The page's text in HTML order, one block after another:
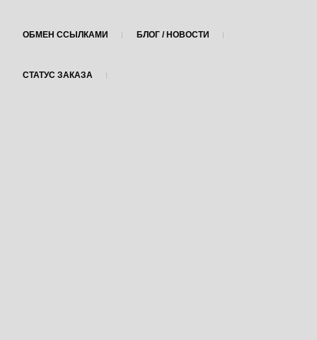
ОБМЕН ССЫЛКАМИ БЛОГ / НОВОСТИ
СТАТУС ЗАКАЗА